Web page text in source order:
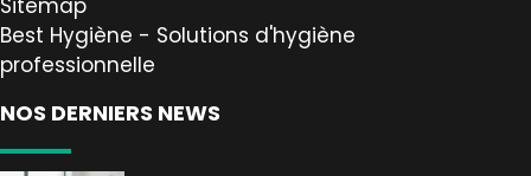
Best Hygiène - Solutions d'hygiène
professionnelle
NOS DERNIERS NEWS